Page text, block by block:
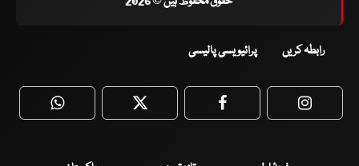
رابطہ کریں پرائیویسی پالیسی
WhatsApp Twitter Facebook